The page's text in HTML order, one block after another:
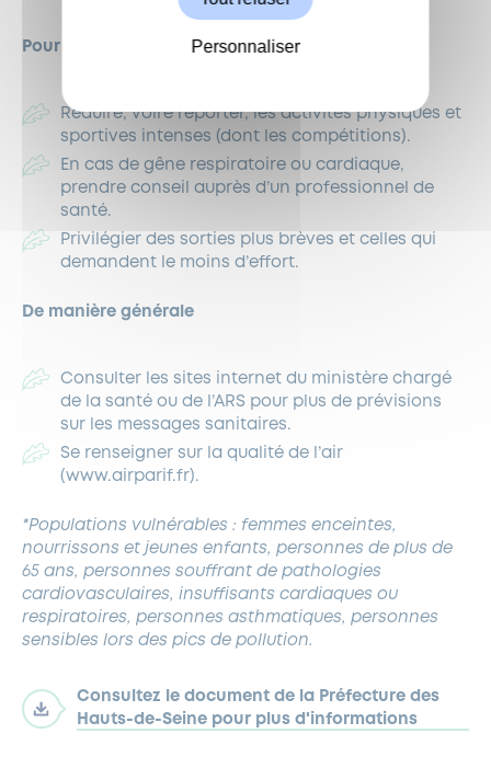
Pour la population générale
Réduire, voire reporter, les activités physiques et
sportives intenses (dont les compétitions).
En cas de gêne respiratoire ou cardiaque,
prendre conseil auprès d’un professionnel de
santé.
Privilégier des sorties plus brèves et celles qui
demandent le moins d’effort.
De manière générale
Consulter les sites internet du ministère chargé
de la santé ou de l’ARS pour plus de prévisions
sur les messages sanitaires.
Se renseigner sur la qualité de l’air
(www.airparif.fr).
*Populations vulnérables : femmes enceintes,
nourrissons et jeunes enfants, personnes de plus de
65 ans, personnes souffrant de pathologies
cardiovasculaires, insuffisants cardiaques ou
respiratoires, personnes asthmatiques, personnes
sensibles lors des pics de pollution.
Consultez le document de la Préfecture des
Hauts-de-Seine pour plus d'informations
Personnaliser